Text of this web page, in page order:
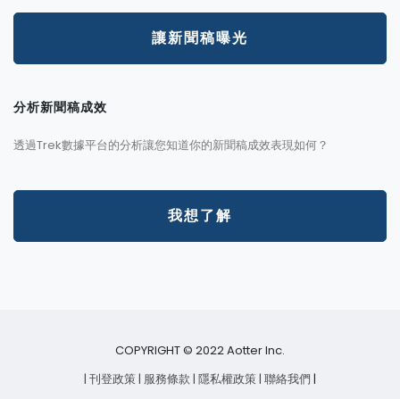
讓新聞稿曝光
分析新聞稿成效
透過Trek數據平台的分析讓您知道你的新聞稿成效表現如何？
我想了解
COPYRIGHT © 2022 Aotter Inc.
| 刊登政策| 服務條款| 隱私權政策| 聯絡我們 |